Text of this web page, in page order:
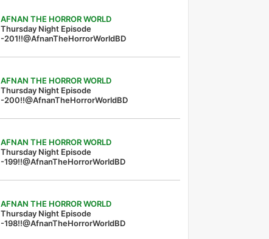
AFNAN THE HORROR WORLD
Thursday Night Episode
-201!!@AfnanTheHorrorWorldBD
AFNAN THE HORROR WORLD
Thursday Night Episode
-200!!@AfnanTheHorrorWorldBD
AFNAN THE HORROR WORLD
Thursday Night Episode
-199!!@AfnanTheHorrorWorldBD
AFNAN THE HORROR WORLD
Thursday Night Episode
-198!!@AfnanTheHorrorWorldBD